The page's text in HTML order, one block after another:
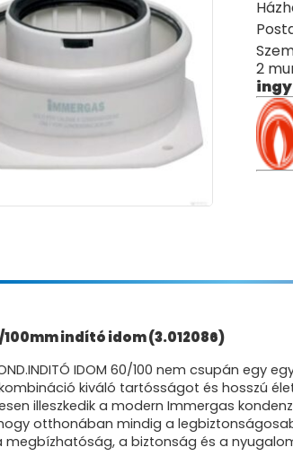
2
indító idom (3.012086)
IDOM 60/100 nem csupán
kiváló tartósságot és hosszú
illeszkedik a modern Immergas
otthonában mindig a
a biztonság és a